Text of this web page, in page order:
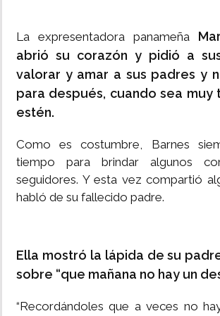
La expresentadora panameña
abrió su corazón y pidió a
valorar y amar a sus padres y
para después, cuando sea muy
estén.
Como es costumbre, Barnes
tiempo para brindar algunos
seguidores. Y esta vez compartió
habló de su fallecido padre.
Ella mostró la lápida de su
sobre “que mañana no hay un
“Recordándoles que a veces no